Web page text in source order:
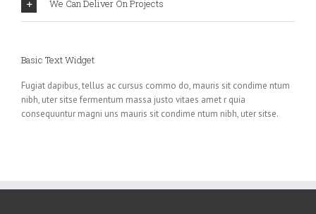
We Can Deliver On Projects
Basic Text Widget
Fugiat dapibus, tellus ac cursus commo do, mauris sit condime ntum
nibh, uter sitse fermentum massa justo vitaes amet r quia
consequuntur magni uns mauris sit condime ntum nibh, uter sitse.